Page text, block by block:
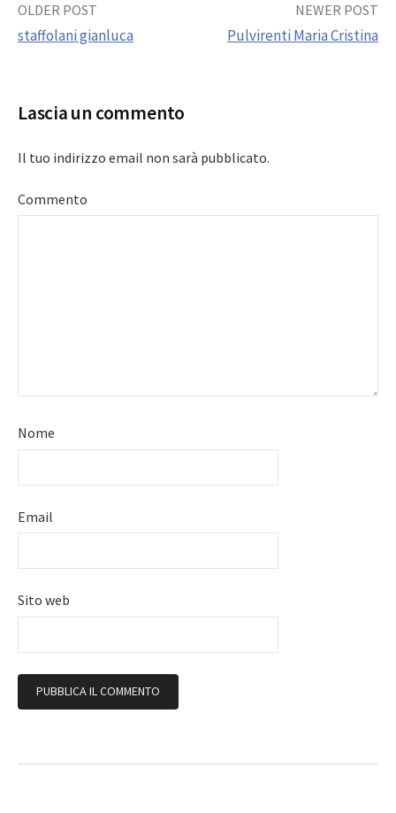
Post
OLDER POST
staffolani gianluca
NEWER POST
Pulvirenti Maria Cristina
Lascia un commento
Il tuo indirizzo email non sarà pubblicato.
Commento
Nome
Email
Sito web